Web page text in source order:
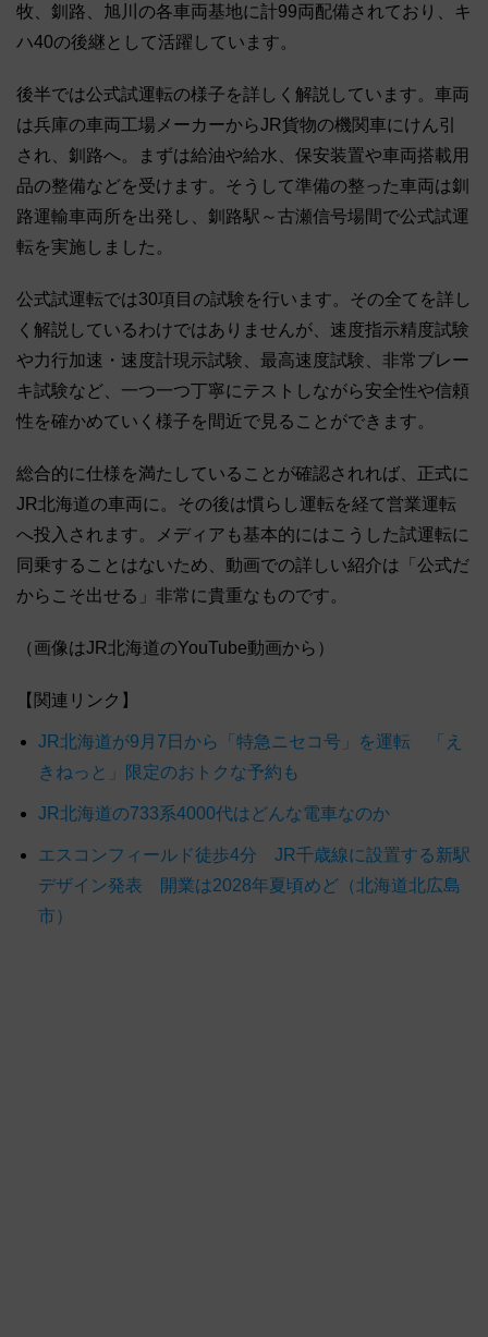
牧、釧路、旭川の各車両基地に計99両配備されており、キ
ハ40の後継として活躍しています。
後半では公式試運転の様子を詳しく解説しています。車両
は兵庫の車両工場メーカーからJR貨物の機関車にけん引
され、釧路へ。まずは給油や給水、保安装置や車両搭載用
品の整備などを受けます。そうして準備の整った車両は釧
路運輸車両所を出発し、釧路駅～古瀬信号場間で公式試運
転を実施しました。
公式試運転では30項目の試験を行います。その全てを詳し
く解説しているわけではありませんが、速度指示精度試験
や力行加速・速度計現示試験、最高速度試験、非常ブレー
キ試験など、一つ一つ丁寧にテストしながら安全性や信頼
性を確かめていく様子を間近で見ることができます。
総合的に仕様を満たしていることが確認されれば、正式に
JR北海道の車両に。その後は慣らし運転を経て営業運転
へ投入されます。メディアも基本的にはこうした試運転に
同乗することはないため、動画での詳しい紹介は「公式だ
からこそ出せる」非常に貴重なものです。
（画像はJR北海道のYouTube動画から）
【関連リンク】
JR北海道が9月7日から「特急ニセコ号」を運転 「え
きねっと」限定のおトクな予約も
JR北海道の733系4000代はどんな電車なのか
エスコンフィールド徒歩4分 JR千歳線に設置する新駅
デザイン発表 開業は2028年夏頃めど（北海道北広島
市）